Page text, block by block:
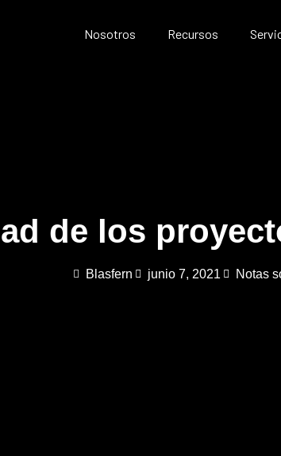
Nosotros Recursos
de los
Blasfern junio 7, 2021 Notas